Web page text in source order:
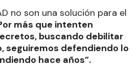
no son una solución para el
más que intenten
buscando debilitar
seguiremos defendiendo lo
hace años”.